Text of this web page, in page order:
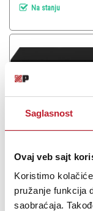
Saglasnost
Ovaj veb sajt
Koristimo
pružanje funkcija
saobraćaja.
Na stanju
SPL 2Control -